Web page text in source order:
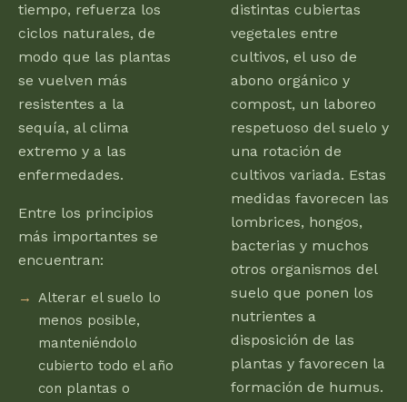
tiempo, refuerza los
ciclos naturales, de
modo que las plantas
se vuelven más
resistentes a la
sequía, al clima
extremo y a las
enfermedades.
Entre los principios
más importantes se
encuentran:
Alterar el suelo lo
menos posible,
manteniéndolo
cubierto todo el año
con plantas o
distintas cubiertas
vegetales entre
cultivos, el uso de
abono orgánico y
compost, un laboreo
respetuoso del suelo y
una rotación de
cultivos variada. Estas
medidas favorecen las
lombrices, hongos,
bacterias y muchos
otros organismos del
suelo que ponen los
nutrientes a
disposición de las
plantas y favorecen la
formación de humus.